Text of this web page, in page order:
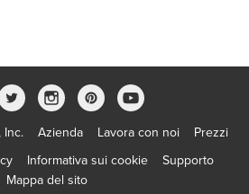
Inc. Azienda Lavora con noi
Prezzi
Informativa sui cookie
Supporto
Mappa del sito